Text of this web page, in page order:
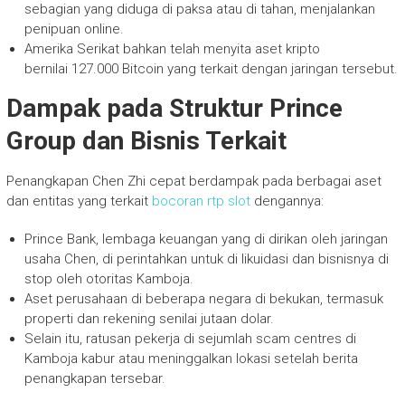
sebagian yang diduga di paksa atau di tahan, menjalankan
penipuan online.
Amerika Serikat bahkan telah menyita aset kripto
bernilai 127.000 Bitcoin yang terkait dengan jaringan tersebut.
Dampak pada Struktur Prince
Group dan Bisnis Terkait
Penangkapan Chen Zhi cepat berdampak pada berbagai aset
dan entitas yang terkait bocoran rtp slotdengannya:
Prince Bank, lembaga keuangan yang di dirikan oleh jaringan
usaha Chen, di perintahkan untuk di likuidasi dan bisnisnya di
stop oleh otoritas Kamboja.
Aset perusahaan di beberapa negara di bekukan, termasuk
properti dan rekening senilai jutaan dolar.
Selain itu, ratusan pekerja di sejumlah scam centres di
Kamboja kabur atau meninggalkan lokasi setelah berita
penangkapan tersebar.